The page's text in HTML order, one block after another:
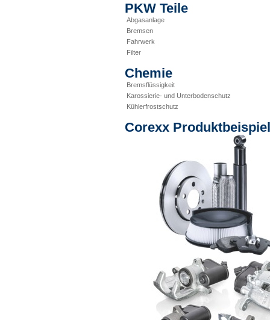
PKW Teile
Abgasanlage
Bremsen
Fahrwerk
Filter
Chemie
Bremsflüssigkeit
Karossierie- und Unterbodenschutz
Kühlerfrostschutz
Corexx